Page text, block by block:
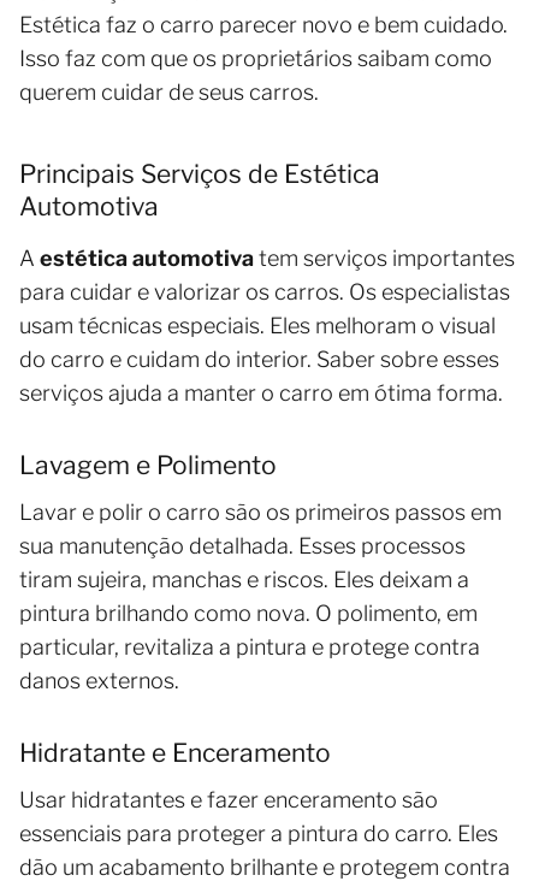
Estética faz o carro parecer novo e bem cuidado.
Isso faz com que os proprietários saibam como
querem cuidar de seus carros.
Principais Serviços de Estética
Automotiva
A estética automotivatem serviços importantes
para cuidar e valorizar os carros. Os especialistas
usam técnicas especiais. Eles melhoram o visual
do carro e cuidam do interior. Saber sobre esses
serviços ajuda a manter o carro em ótima forma.
Lavagem e Polimento
Lavar e polir o carro são os primeiros passos em
sua manutenção detalhada. Esses processos
tiram sujeira, manchas e riscos. Eles deixam a
pintura brilhando como nova. O polimento, em
particular, revitaliza a pintura e protege contra
danos externos.
Hidratante e Enceramento
Usar hidratantes e fazer enceramento são
essenciais para proteger a pintura do carro. Eles
dão um acabamento brilhante e protegem contra